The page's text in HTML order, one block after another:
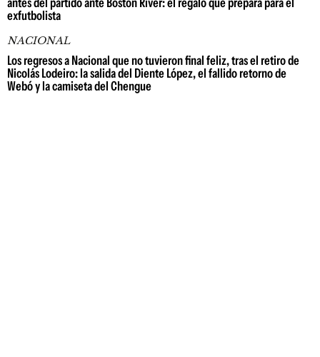
exfutbolista
NACIONAL
Los regresos a Nacional que no tuvieron final feliz, tras el retiro de
Nicolás Lodeiro: la salida del Diente López, el fallido retorno de
Webó y la camiseta del Chengue